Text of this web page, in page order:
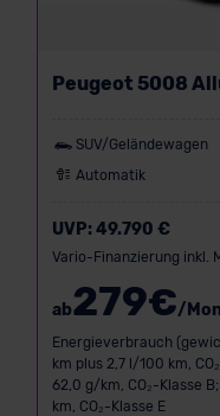
Peugeot 5008
SUV/Geländewagen
Automatik
UVP:49.790 €
Vario-Finanzierung inkl.
ab279€/
Energieverbrauch
km plus 2,7 l/100 km,
62,0 g/km, CO₂-Klasse
km, CO₂-Klasse E